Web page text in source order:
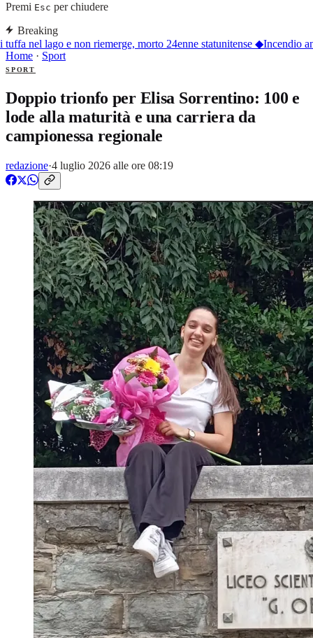
Premi Esc per chiudere
Breaking
tuffa nel lago e non riemerge, morto 24enne statunitense ◆Incendio
Home · Sport
SPORT
Doppio trionfo per Elisa Sorrentino: 100 e
lode alla maturità e una carriera da
campionessa regionale
redazione·4 luglio 2026 alle ore 08:19